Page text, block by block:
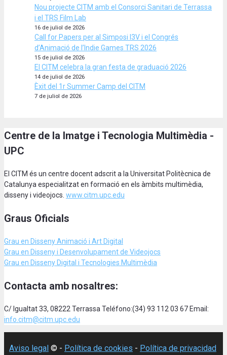
Nou projecte CITM amb el Consorci Sanitari de Terrassa
i el TRS Film Lab
16 de juliol de 2026
Call for Papers per al Simposi I3V i el Congrés
d’Animació de l’Indie Games TRS 2026
15 de juliol de 2026
El CITM celebra la gran festa de graduació 2026
14 de juliol de 2026
Èxit del 1r Summer Camp del CITM
7 de juliol de 2026
Centre de la Imatge i Tecnologia Multimèdia -
UPC
El CITM és un centre docent adscrit a la Universitat Politècnica de
Catalunya especialitzat en formació en els àmbits multimèdia,
disseny i videojocs. www.citm.upc.edu
Graus Oficials
Grau en Disseny Animació i Art Digital
Grau en Disseny i Desenvolupament de Videojocs
Grau en Disseny Digital i Tecnologies Multimèdia
Contacta amb nosaltres:
C/ Igualtat 33, 08222 Terrassa Teléfono:(34) 93 112 03 67 Email:
info.citm@citm.upc.edu
Aviso legal © - Política de cookies - Política de privacidad